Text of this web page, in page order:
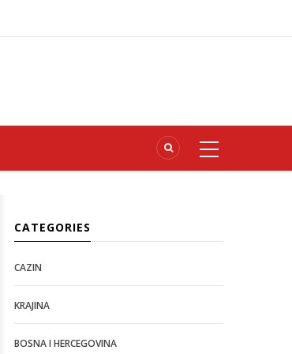
CATEGORIES
CAZIN
KRAJINA
BOSNA I HERCEGOVINA